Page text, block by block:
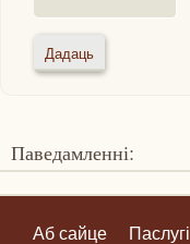
Паведамленні:
Аб сайце Паслугі